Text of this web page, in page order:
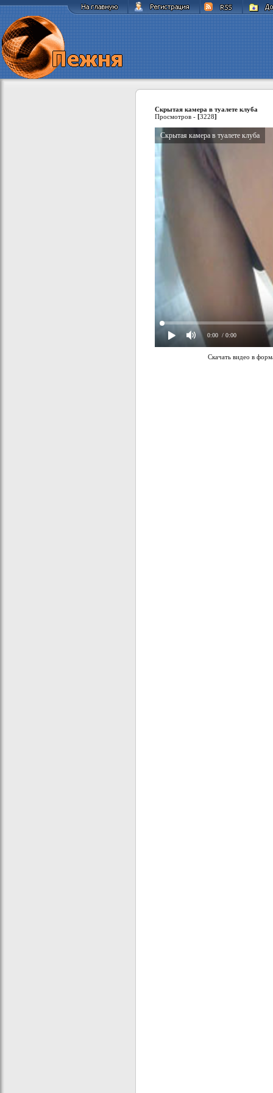
Скрытая камера в туалете клуба
Просмотров - [3228]
Скрытая камера в туалете клуба
0:00 / 0:00
Скачать видео в